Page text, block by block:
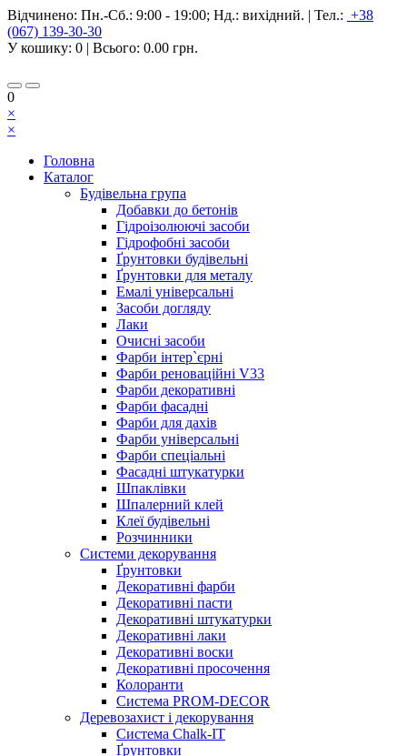
Відчинено: Пн.-Сб.: 9:00 - 19:00; Нд.: вихідний. | Тел.: +38
(067) 139-30-30
У кошику: 0 | Всього: 0.00 грн.
0
×
×
Головна
Каталог
Будівельна група
Добавки до бетонів
Гідроізолюючі засоби
Гідрофобні засоби
Ґрунтовки будівельні
Ґрунтовки для металу
Емалі універсальні
Засоби догляду
Лаки
Очисні засоби
Фарби інтер`єрні
Фарби реноваційні V33
Фарби декоративні
Фарби фасадні
Фарби для дахів
Фарби універсальні
Фарби спеціальні
Фасадні штукатурки
Шпаклівки
Шпалерний клей
Клеї будівельні
Розчинники
Системи декорування
Ґрунтовки
Декоративні фарби
Декоративні пасти
Декоративні штукатурки
Декоративні лаки
Декоративні воски
Декоративні просочення
Колоранти
Система PROM-DECOR
Деревозахист і декорування
Система Chalk-IT
Ґрунтовки